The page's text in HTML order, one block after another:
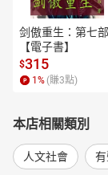
剑傲重生：第七部
【電子書】
$315
1 % (賺3點)
本店相關類別
人文社會